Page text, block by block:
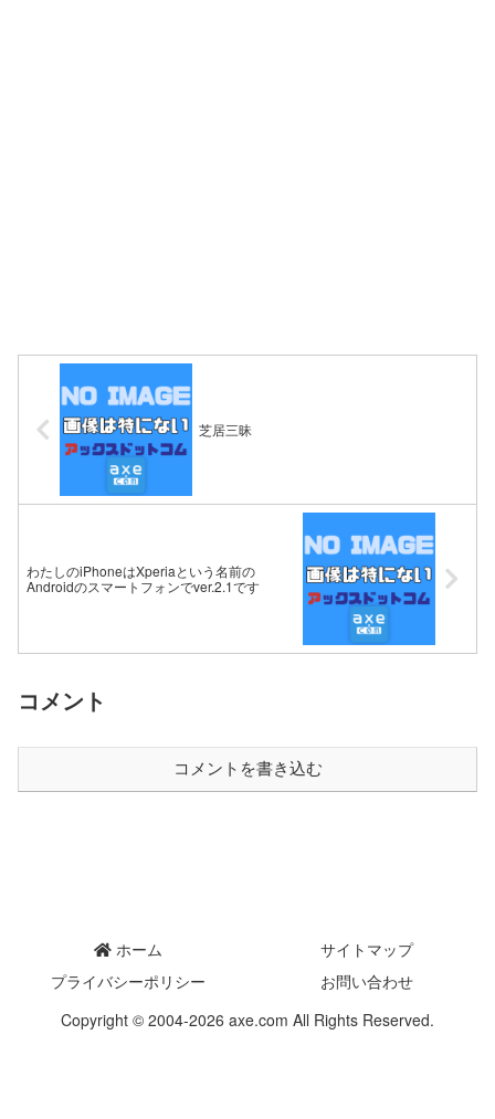
芝居三昧
わたしのiPhoneはXperiaという名前の
Androidのスマートフォンでver.2.1です
コメント
コメントを書き込む
ホーム
サイトマップ
プライバシーポリシー
お問い合わせ
Copyright © 2004-2026 axe.com All Rights Reserved.